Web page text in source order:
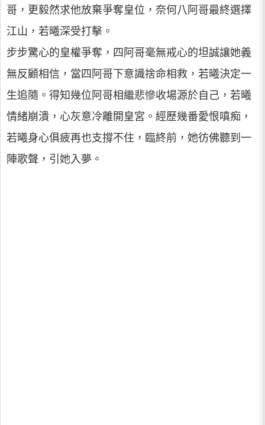
哥，更毅然求他放棄爭奪皇位，奈何八阿哥最終選擇
江山，若曦深受打擊。
步步驚心的皇權爭奪，四阿哥毫無戒心的坦誠讓她義
無反顧相信，當四阿哥下意識捨命相救，若曦決定一
生追隨。得知幾位阿哥相繼悲慘收場源於自己，若曦
情緒崩潰，心灰意冷離開皇宮。經歷幾番愛恨嗔痴，
若曦身心俱疲再也支撐不住，臨終前，她彷佛聽到一
陣歌聲，引她入夢。